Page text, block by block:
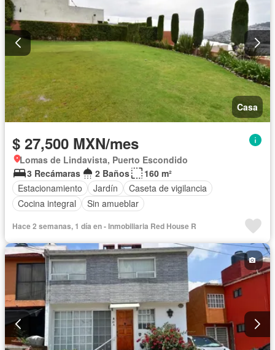
Casa
$ 27,500 MXN/mes
Lomas de Lindavista, Puerto Escondido
3 Recámaras
2 Baños
160 m²
Estacionamiento
Jardín
Caseta de vigilancia
Cocina integral
Sin amueblar
Hace 2 semanas, 1 día en - Inmobiliaria Red House R